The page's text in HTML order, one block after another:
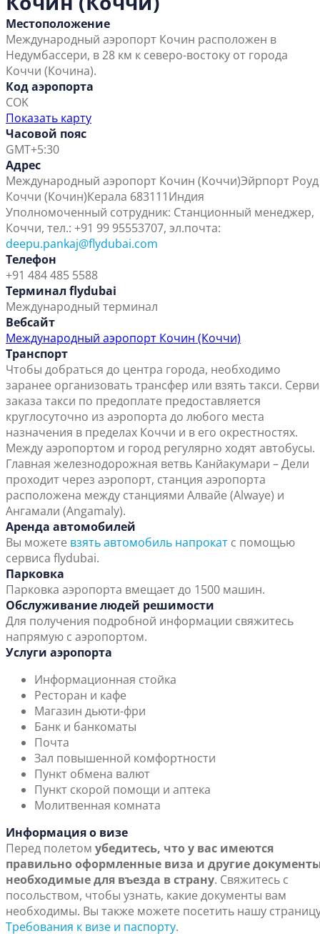
Местоположение
Международный аэропорт Кочин расположен в
Недумбассери, в 28 км к северо-востоку от города
Коччи (Кочина).
Код аэропорта
COK
Показать карту
Часовой пояс
GMT+5:30
Адрес
Международный аэропорт Кочин (Коччи)Эйрпорт Роуд
Коччи (Кочин)Керала 683111Индия
Уполномоченный сотрудник: Станционный менеджер,
Коччи, тел.: +91 99 95553707, эл.почта:
deepu.pankaj@flydubai.com
Телефон
+91 484 485 5588
Терминал flydubai
Международный терминал
Вебсайт
Международный аэропорт Кочин (Коччи)
Транспорт
Чтобы добраться до центра города, необходимо
заранее организовать трансфер или взять такси.
заказа такси по предоплате предоставляется
круглосуточно из аэропорта до любого места
назначения в пределах Коччи и в его окрестностях.
Между аэропортом и город регулярно ходят автобусы.
Главная железнодорожная ветвь Канйакумари – Дели
проходит через аэропорт, станция аэропорта
расположена между станциями Алвайе (Alwaye) и
Ангамали (Angamaly).
Аренда автомобилей
Вы можете взять автомобиль напрокат с помощью
сервиса flydubai.
Парковка
Парковка аэропорта вмещает до 1500 машин.
Обслуживание людей решимости
Для получения подробной информации свяжитесь
напрямую с аэропортом.
Услуги аэропорта
Информационная стойка
Ресторан и кафе
Магазин дьюти-фри
Банк и банкоматы
Почта
Зал повышенной комфортности
Пункт обмена валют
Пункт скорой помощи и аптека
Молитвенная комната
Информация о визе
Перед полетом убедитесь, что у вас имеются
правильно оформленные виза и другие
необходимые для въезда в страну. Свяжитесь с
посольством, чтобы узнать, какие документы вам
необходимы. Вы также можете посетить нашу
Требования к визе и паспорту.